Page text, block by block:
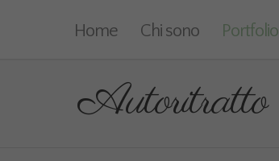
Home Chi sono Portfolio
Autoritratto